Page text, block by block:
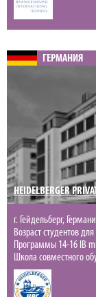
ГЕРМАНИЯ
HEIDELBERGER
г. Гейдельберг,
Возраст студентов
Программы 14-16 IB
Школа совместного